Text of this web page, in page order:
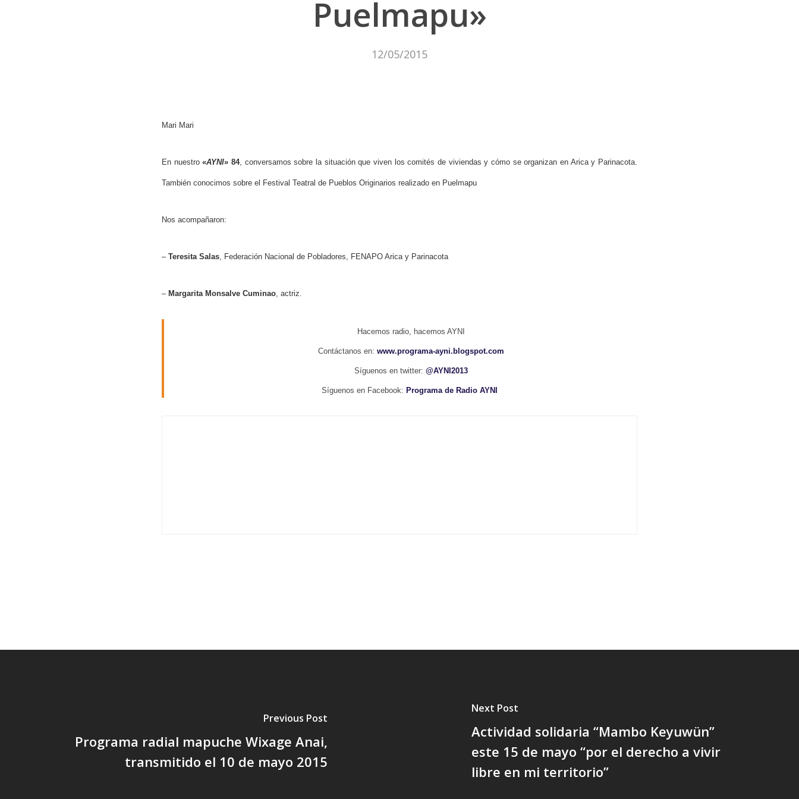
Hit enter to search or ESC to close
Puelmapu»
12/05/2015
Mari Mari
En nuestro«AYNI» 84, conversamos sobre la situación que viven los comités de viviendas y cómo se organizan en Arica y Parinacota.
También conocimos sobre el Festival Teatral de Pueblos Originarios realizado en Puelmapu
Nos acompañaron:
– Teresita Salas, Federación Nacional de Pobladores, FENAPO Arica y Parinacota
– Margarita Monsalve Cuminao, actriz.
Hacemos radio, hacemos AYNI
Contáctanos en:www.programa-ayni.blogspot.com
Síguenos en twitter:@AYNI2013
Síguenos en Facebook: Programa de Radio AYNI
Previous Post
Programa radial mapuche Wixage Anai,
transmitido el 10 de mayo 2015
Next Post
Actividad solidaria “Mambo Keyuwün”
este 15 de mayo “por el derecho a vivir
libre en mi territorio”